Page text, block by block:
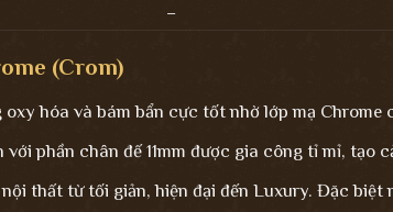
–
(Crom)
hóa và bám bẩn cực tốt nhờ lớp mạ Chrome
phần chân đế 11mm được gia công tỉ mỉ, tạo
thất từ tối giản, hiện đại đến Luxury. Đặc biệt